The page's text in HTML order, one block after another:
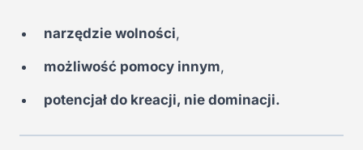
narzędzie wolności,
możliwość pomocy innym,
potencjał do kreacji, nie dominacji.